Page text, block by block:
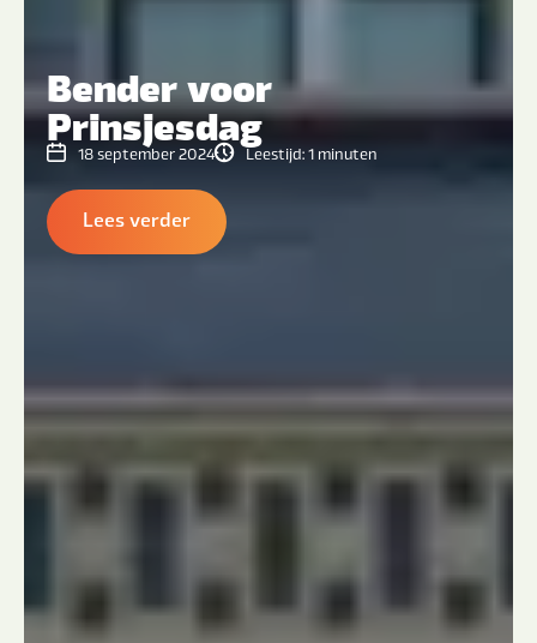
Bender voor
Prinsjesdag
18 september 2024 Leestijd:1 minuten
Lees verder